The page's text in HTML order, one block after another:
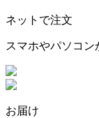
ネットで注文
スマホやパソコン
お届け